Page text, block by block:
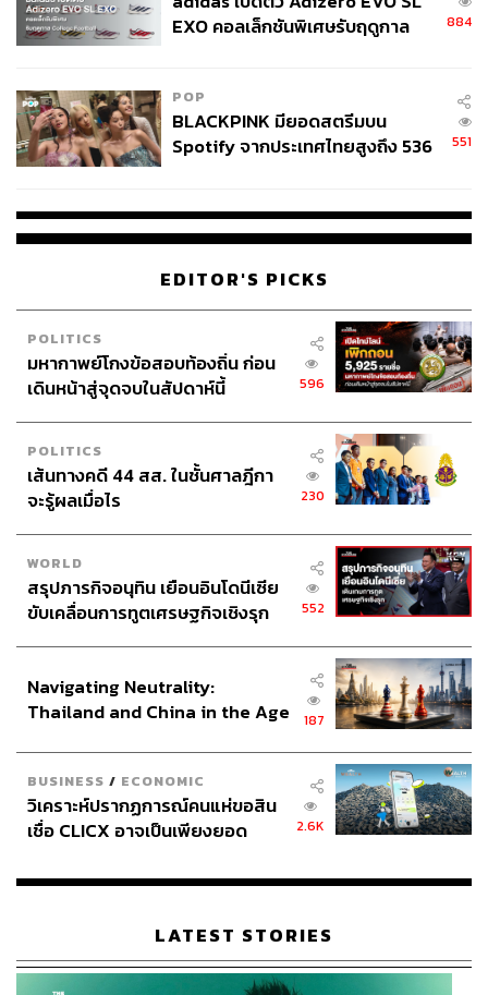
EXO คอลเล็กชันพิเศษรับฤดูกาล
884
POP
BLACKPINK มียอดสตรีมบน
Spotify จากประเทศไทยสูงถึง 536
551
EDITOR'S PICKS
POLITICS
มหากาพย์โกงข้อสอบท้องถิ่น ก่อน
เดินหน้าสู่จุดจบในสัปดาห์นี้
596
POLITICS
เส้นทางคดี 44 สส. ในชั้นศาลฎีกา
จะรู้ผลเมื่อไร
230
WORLD
สรุปภารกิจอนุทิน เยือนอินโดนีเซีย
ขับเคลื่อนการทูตเศรษฐกิจเชิงรุก
552
Navigating Neutrality:
Thailand and China in the Age
187
BUSINESS / ECONOMIC
วิเคราะห์ปรากฏการณ์คนแห่ขอสิน
เชื่อ CLICX อาจเป็นเพียงยอด
เรือนไทยที่ถูกซุกไว้
2.6K
LATEST STORIES